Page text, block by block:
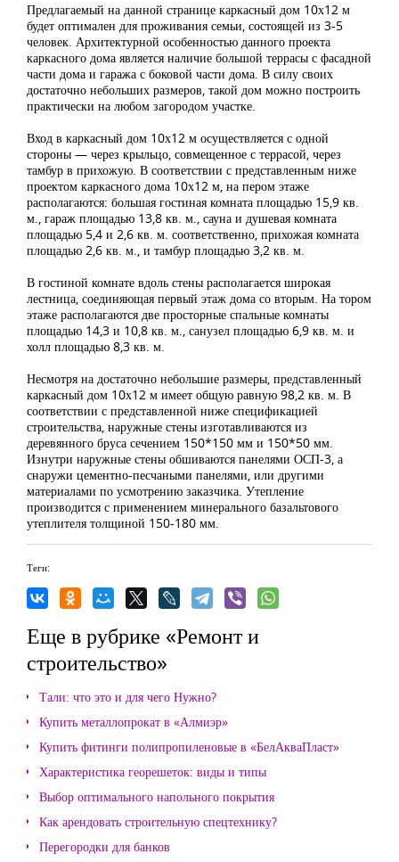
Предлагаемый на данной странице каркасный дом 10х12 м
будет оптимален для проживания семьи, состоящей из 3-5
человек. Архитектурной особенностью данного проекта
каркасного дома является наличие большой террасы с фасадной
части дома и гаража с боковой части дома. В силу своих
достаточно небольших размеров, такой дом можно построить
практически на любом загородом участке.
Вход в каркасный дом 10х12 м осуществляется с одной
стороны — через крыльцо, совмещенное с террасой, через
тамбур в прихожую. В соответствии с представленным ниже
проектом каркасного дома 10х12 м, на пером этаже
располагаются: большая гостиная комната площадью 15,9 кв.
м., гараж площадью 13,8 кв. м., сауна и душевая комната
площадью 5,4 и 2,6 кв. м. соответственно, прихожая комната
площадью 2,6 кв. м., и тамбур площадью 3,2 кв. м.
В гостиной комнате вдоль стены располагается широкая
лестница, соединяющая первый этаж дома со вторым. На тором
этаже располагаются две просторные спальные комнаты
площадью 14,3 и 10,8 кв. м., санузел площадью 6,9 кв. м. и
холл площадью 8,3 кв. м.
Несмотря на достаточно небольшие размеры, представленный
каркасный дом 10х12 м имеет общую равную 98,2 кв. м. В
соответствии с представленной ниже спецификацией
строительства, наружные стены изготавливаются из
деревянного бруса сечением 150*150 мм и 150*50 мм.
Изнутри наружные стены обшиваются панелями ОСП-3, а
снаружи цементно-песчаными панелями, или другими
материалами по усмотрению заказчика. Утепление
производится с применением минерального базальтового
утеплителя толщиной 150-180 мм.
Теги:
Еще в рубрике «Ремонт и
строительство»
Тали: что это и для чего Нужно?
Купить металлопрокат в «Алмиэр»
Купить фитинги полипропиленовые в «БелАкваПласт»
Характеристика георешеток: виды и типы
Выбор оптимального напольного покрытия
Как арендовать строительную спецтехнику?
Перегородки для банков